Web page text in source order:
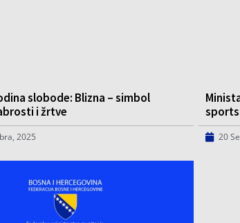
slobode: Blizna – simbol
i žrtve
2025 20